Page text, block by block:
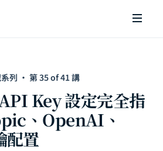
列 · 第 35 of 41 講
Key 設定完全指
、OpenAI、
置